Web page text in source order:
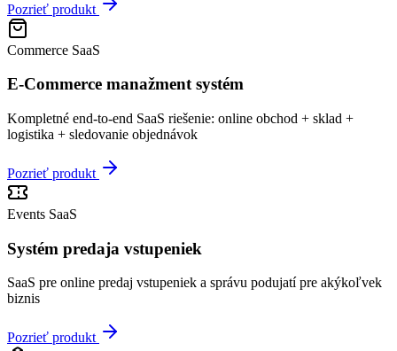
Pozrieť produkt
Commerce SaaS
E-Commerce manažment systém
Kompletné end-to-end SaaS riešenie: online obchod + sklad +
logistika + sledovanie objednávok
Pozrieť produkt
Events SaaS
Systém predaja vstupeniek
SaaS pre online predaj vstupeniek a správu podujatí pre akýkoľvek
biznis
Pozrieť produkt